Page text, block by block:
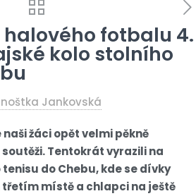
halového fotbalu 4.
kolo stolního
Jankovská
naši žáci opět velmi pěkně
Tentokrát vyrazili na
do Chebu, kde se dívky
místě a chlapci na ještě